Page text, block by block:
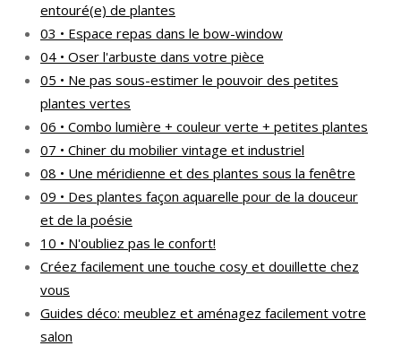
entouré(e) de plantes
03 • Espace repas dans le bow-window
04 • Oser l'arbuste dans votre pièce
05 • Ne pas sous-estimer le pouvoir des petites
plantes vertes
06 • Combo lumière + couleur verte + petites plantes
07 • Chiner du mobilier vintage et industriel
08 • Une méridienne et des plantes sous la fenêtre
09 • Des plantes façon aquarelle pour de la douceur
et de la poésie
10 • N'oubliez pas le confort!
Créez facilement une touche cosy et douillette chez
vous
Guides déco: meublez et aménagez facilement votre
salon